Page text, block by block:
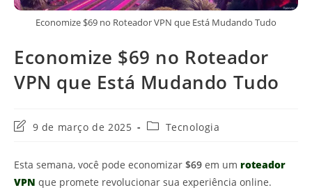
Economize $69 no Roteador VPN que Está Mudando Tudo
Economize $69 no Roteador
VPN que Está Mudando Tudo
Última
post:
9 de março de 2025
Categoria
Tecnologia
Esta semana, você pode economizar $69 em um roteador
VPN que promete revolucionar sua experiência online.